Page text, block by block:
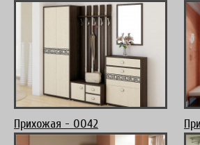
Прихожая - 0042